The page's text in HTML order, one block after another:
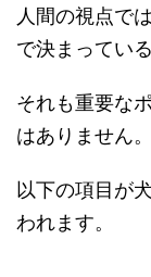
人間の視点で
で決まってい
それも重要な
はありません。
以下の項目が
われます。